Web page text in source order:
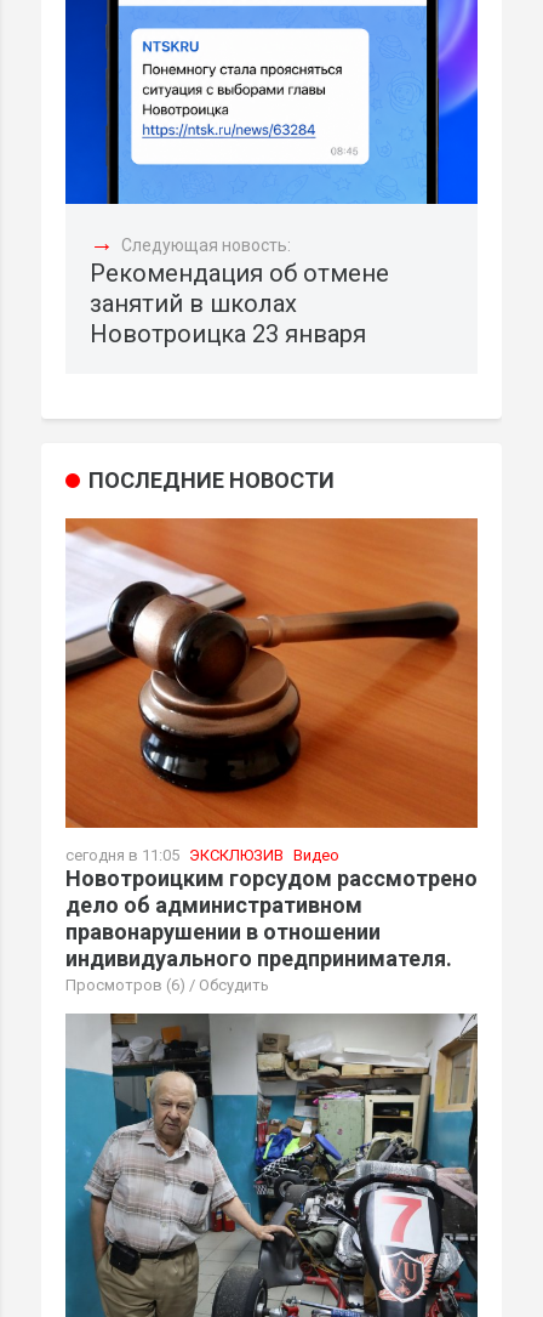
→ Следующая новость:
Рекомендация об отмене
занятий в школах
Новотроицка 23 января
ПОСЛЕДНИЕ НОВОСТИ
сегодня в 11:05 ЭКСКЛЮЗИВ Видео
Новотроицким горсудом рассмотрено
дело об административном
правонарушении в отношении
индивидуального предпринимателя.
Просмотров (6) / Обсудить